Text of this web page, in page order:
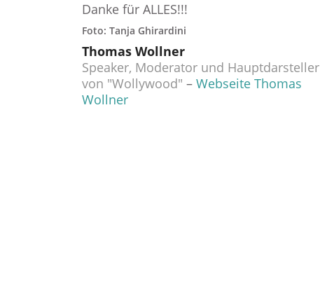
Danke für ALLES!!!
Foto: Tanja Ghirardini
Thomas Wollner
Speaker, Moderator und Hauptdarsteller
von "Wollywood" – Webseite Thomas
Wollner